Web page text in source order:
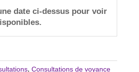
date ci-dessus pour voir
, Consultations de voyance